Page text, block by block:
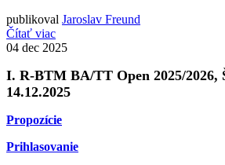
publikoval Jaroslav Freund
Čítať viac
04 dec 2025
I. R-BTM BA/TT Open 2025/2026,
14.12.2025
Propozície
Prihlasovanie